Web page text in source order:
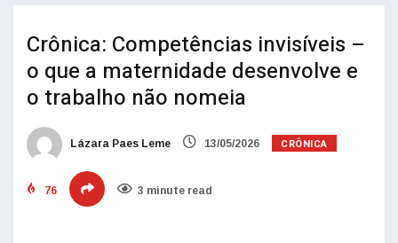
Crônica: Competências invisíveis –
o que a maternidade desenvolve e
o trabalho não nomeia
Lázara Paes Leme 13/05/2026 CRÔNICA
76 3 minute read